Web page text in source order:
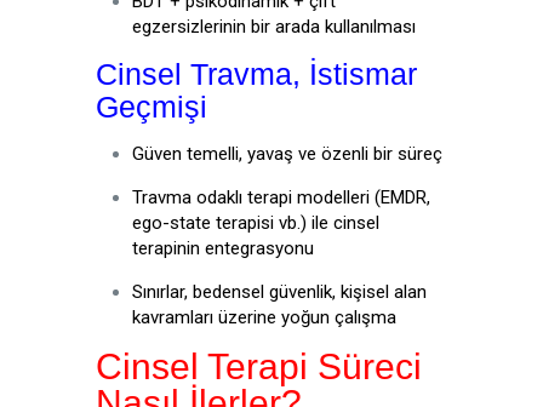
egzersizlerinin bir arada kullanılması
Cinsel Travma, İstismar
Geçmişi
Güven temelli, yavaş ve özenli bir süreç
Travma odaklı terapi modelleri (EMDR,
ego-state terapisi vb.) ile cinsel
terapinin entegrasyonu
Sınırlar, bedensel güvenlik, kişisel alan
kavramları üzerine yoğun çalışma
Cinsel Terapi Süreci